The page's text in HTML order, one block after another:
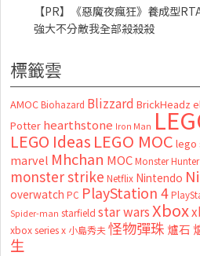
【PR】《惡魔夜瘋狂》養成型
強大不分敵我全部殺殺殺
標籤雲
AMOC Biohazard Blizzard BrickHeadz
Potter hearthstone Iron Man
LEGO Ideas LEGO MOC lego
marvel Mhchan MOC Monster Hunter
monster strike Netflix Nintendo
overwatch PC PlayStation 4
Spider-man starfield star warsXbox
xbox series x 小島秀夫怪物彈珠 爐石
生